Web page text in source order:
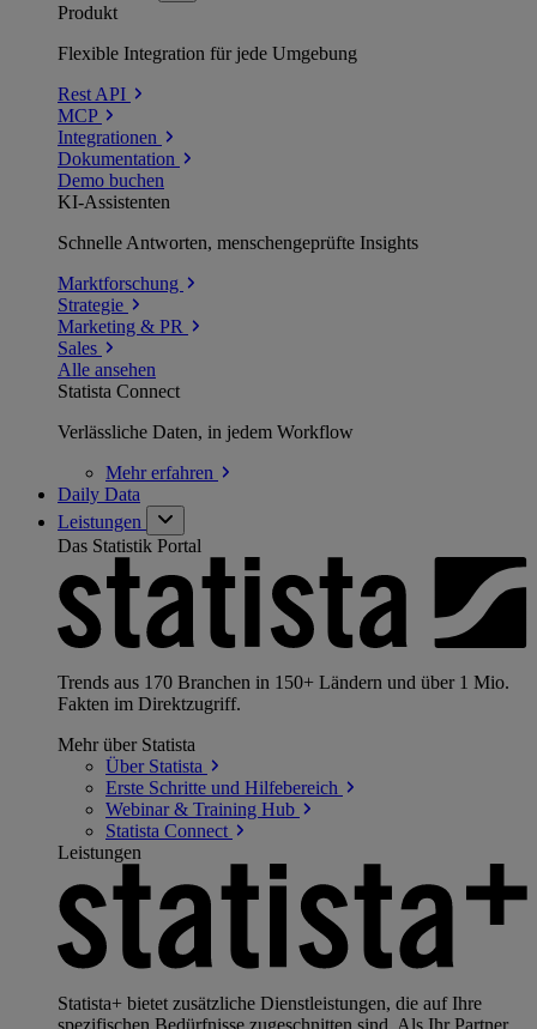
Produkt
Flexible Integration für jede Umgebung
Rest API
MCP
Integrationen
Dokumentation
Demo buchen
KI-Assistenten
Schnelle Antworten, menschengeprüfte Insights
Marktforschung
Strategie
Marketing & PR
Sales
Alle ansehen
Statista Connect
Verlässliche Daten, in jedem Workflow
Mehrerfahren
Daily Data
Leistungen
Das Statistik Portal
Trends aus 170 Branchen in 150+ Ländern und über 1 Mio.
Fakten im Direktzugriff.
Mehr über Statista
Über Statista
Erste Schritte und Hilfebereich
Webinar & Training Hub
Statista Connect
Leistungen
Statista+ bietet zusätzliche Dienstleistungen, die auf Ihre
spezifischen Bedürfnisse zugeschnitten sind. Als Ihr Partner